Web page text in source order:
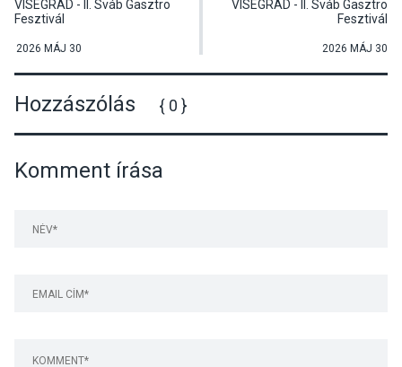
VISEGRÁD - II. Sváb Gasztro
Fesztivál
2026 MÁJ 30
VISEGRÁD - II. Sváb Gasztro
Fesztivál
2026 MÁJ 30
Hozzászólás { 0 }
Komment írása